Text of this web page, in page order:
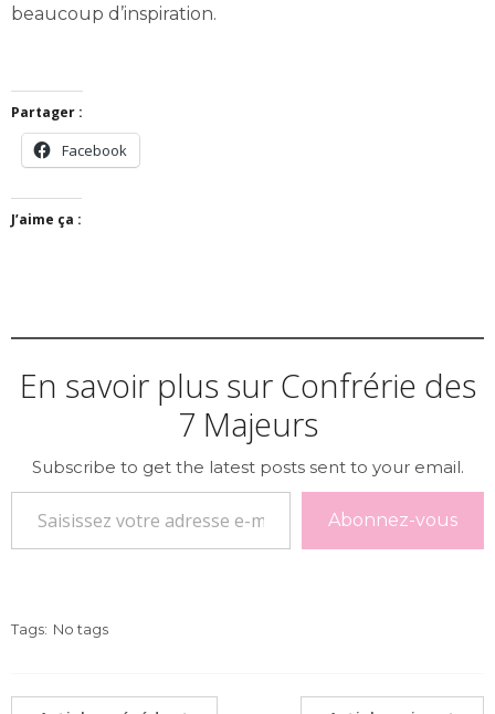
beaucoup d’inspiration.
Partager :
Facebook
J’aime ça :
En savoir plus sur Confrérie des
7 Majeurs
Subscribe to get the latest posts sent to your email.
Saisissez votre adresse e-mail…
Abonnez-vous
Tags: No tags